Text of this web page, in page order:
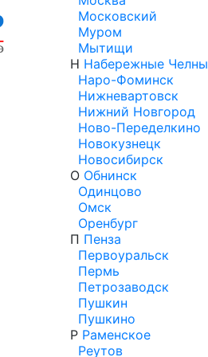
Московский
Муром
Мытищи
Н Набережные Челны
Наро-Фоминск
Нижневартовск
Нижний Новгород
Ново-Переделкино
Новокузнецк
Новосибирск
О Обнинск
Одинцово
Омск
Оренбург
П Пенза
Первоуральск
Пермь
Петрозаводск
Пушкин
Пушкино
Р Раменское
Реутов